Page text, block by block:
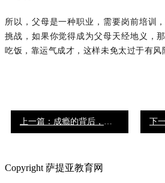
所以，父母是一种职业，需要岗前培训
挑战，如果你觉得成为父母天经地义，
吃饭，靠运气成才，这样未免太过于有风
Copyright 萨提亚教育网